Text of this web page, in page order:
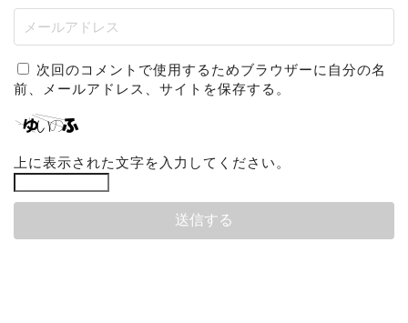
次回のコメントで使用するためブラウザーに自分の名
前、メールアドレス、サイトを保存する。
上に表示された文字を入力してください。